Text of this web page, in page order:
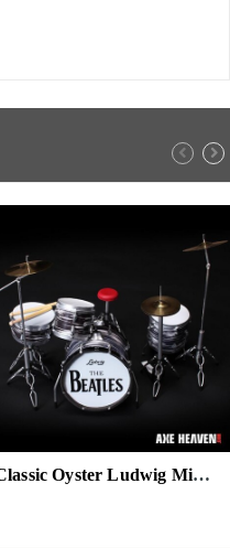
Classic Oyster Ludwig Mini Drum Kit Replica Collectible (Collectible, Figure)